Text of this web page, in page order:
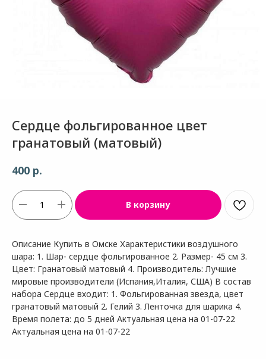
Сердце фольгированное цвет
гранатовый (матовый)
400 р.
В корзину
Описание Купить в Омске Характеристики воздушного
шара: 1. Шар- сердце фольгированное 2. Размер- 45 см 3.
Цвет: Гранатовый матовый 4. Производитель: Лучшие
мировые производители (Испания,Италия, США) В состав
набора Сердце входит: 1. Фольгированная звезда, цвет
гранатовый матовый 2. Гелий 3. Ленточка для шарика 4.
Время полета: до 5 дней Актуальная цена на 01-07-22
Актуальная цена на 01-07-22